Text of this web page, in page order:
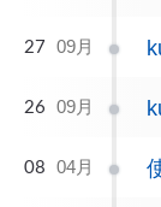
27 09月
26 09月
08 04月